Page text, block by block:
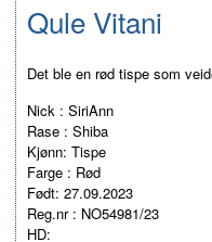
Qule Vitani
Det ble en rød tispe som
Nick : SiriAnn
Rase : Shiba
Kjønn: Tispe
Farge : Rød
Født: 27.09.2023
Reg.nr : NO54981/23
HD: